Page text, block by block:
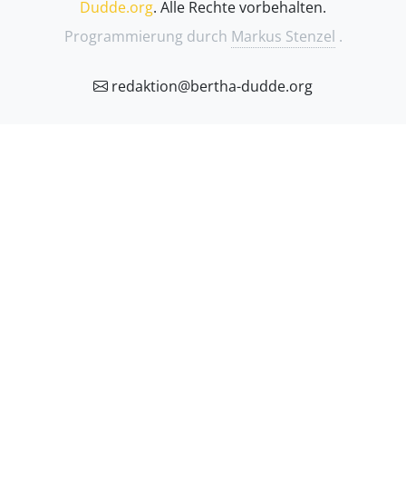
Dudde.org. Alle Rechte vorbehalten.
Programmierung durch Markus Stenzel .
redaktion@bertha-dudde.org